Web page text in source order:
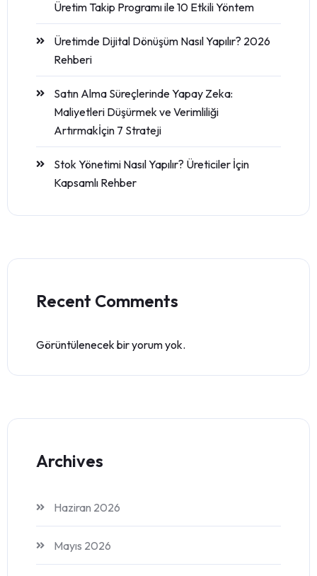
Üretim Takip Programı ile 10 Etkili Yöntem
Üretimde Dijital Dönüşüm Nasıl Yapılır? 2026
Rehberi
Satın Alma Süreçlerinde Yapay Zeka:
Maliyetleri Düşürmek ve Verimliliği
Artırmakİçin 7 Strateji
Stok Yönetimi Nasıl Yapılır? Üreticiler İçin
Kapsamlı Rehber
Recent Comments
Görüntülenecek bir yorum yok.
Archives
Haziran 2026
Mayıs 2026